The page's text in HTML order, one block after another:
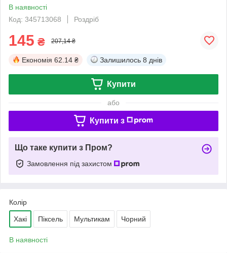
В наявності
Код: 345713068
Роздріб
145 ₴ 207,14 ₴
Економія 62.14 ₴ Залишилось 8 днів
Купити
або
Купити з
Що таке купити з Пром?
Замовлення під захистом
Колір
Хакі Піксель Мультикам Чорний
В наявності